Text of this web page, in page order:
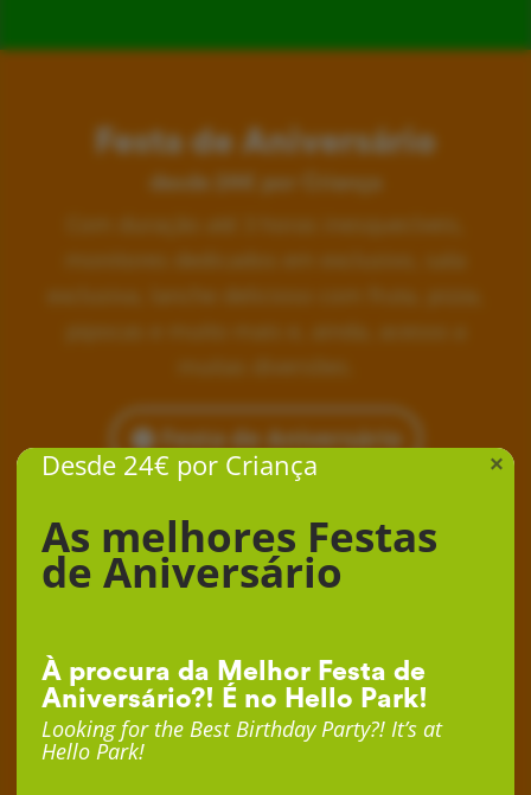
Festa de Aniversário
desde 24€ por Criança
Festa de Aniversário
Desde 24€ por Criança
As melhores Festas
de Aniversário
À procura da Melhor Festa de
Aniversário?! É no Hello Park!
Looking for the Best Birthday Party?! It’s at
Hello Park!
×